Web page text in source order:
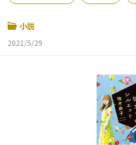
小説
2021/5/29